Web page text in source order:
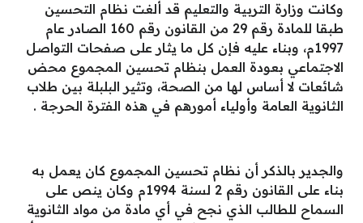
وكانت وزارة التربية والتعليم قد ألغت نظام التحسين
طبقا للمادة رقم 29 من القانون رقم 160 الصادر عام
1997م، وبناء عليه فإن كل ما يثار على صفحات التواصل
الاجتماعي بعودة العمل بنظام تحسين المجموع محض
شائعات لا أساس لها من الصحة، وتثير البلبلة بين طلاب
الثانوية العامة وأولياء أمورهم في هذه الفترة الحرجة .
والجدير بالذكر أن نظام تحسين المجموع كان يعمل به
بناء على القانون رقم 2 لسنة 1994م وكان ينص على
السماح للطالب الذي نجح في أي مادة من مواد الثانوية